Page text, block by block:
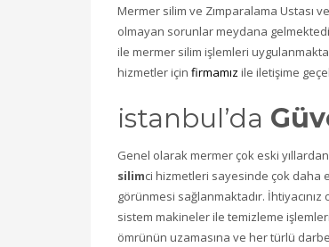
Mermer silim ve Zımparalama Ustası
olmayan sorunlar meydana
ile mermer silim işlemleri
hizmetler için firmamız ile iletişime
istanbul’da
Genel olarak mermer çok eski
silimci hizmetleri sayesinde çok daha
görünmesi sağlanmaktadır.
sistem makineler ile temizleme
ömrünün uzamasına ve her türlü